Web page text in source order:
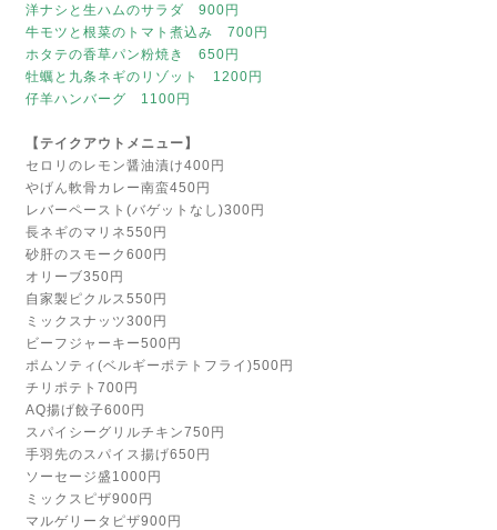
洋ナシと生ハムのサラダ 900円
牛モツと根菜のトマト煮込み 700円
ホタテの香草パン粉焼き 650円
牡蠣と九条ネギのリゾット 1200円
仔羊ハンバーグ 1100円
【テイクアウトメニュー】
セロリのレモン醤油漬け400円
やげん軟骨カレー南蛮450円
レバーペースト(バゲットなし)300円
長ネギのマリネ550円
砂肝のスモーク600円
オリーブ350円
自家製ピクルス550円
ミックスナッツ300円
ビーフジャーキー500円
ポムソティ(ベルギーポテトフライ)500円
チリポテト700円
AQ揚げ餃子600円
スパイシーグリルチキン750円
手羽先のスパイス揚げ650円
ソーセージ盛1000円
ミックスピザ900円
マルゲリータピザ900円